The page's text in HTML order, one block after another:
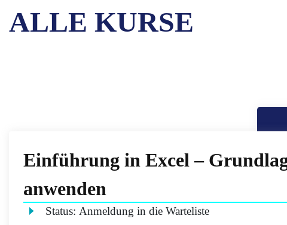
ALLE KURSE
Einführung in Excel –
anwenden
Status: Anmeldung in die Warteliste